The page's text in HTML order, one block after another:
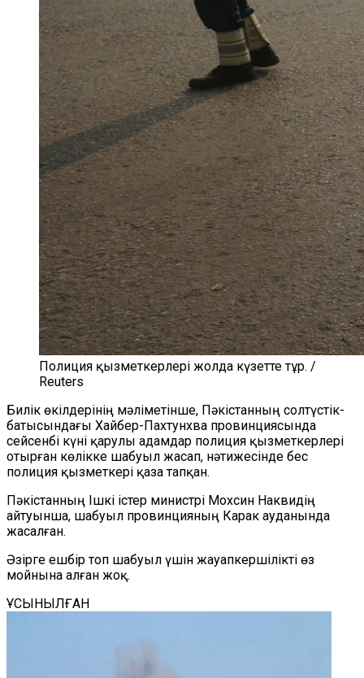
Полиция қызметкерлері жолда күзетте тұр. /
Reuters
Билік өкілдерінің мәліметінше, Пәкістанның солтүстік-
батысындағы Хайбер-Пахтунхва провинциясында
сейсенбі күні қарулы адамдар полиция қызметкерлері
отырған көлікке шабуыл жасап, нәтижесінде бес
полиция қызметкері қаза тапқан.
Пәкістанның Ішкі істер министрі Мохсин Наквидің
айтуынша, шабуыл провинцияның Карак ауданында
жасалған.
Әзірге ешбір топ шабуыл үшін жауапкершілікті өз
мойнына алған жоқ.
ҰСЫНЫЛҒАН